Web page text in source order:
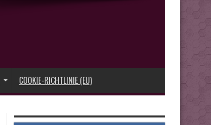
COOKIE-RICHTLINIE (EU)